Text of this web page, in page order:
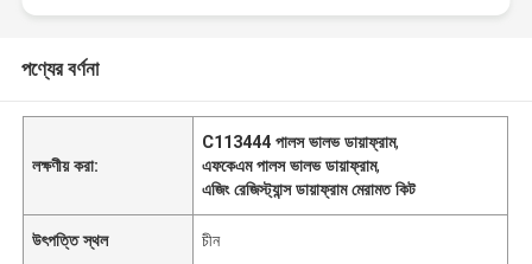
পণ্যের বর্ণনা
লক্ষণীয় করা:
C113444 পালস ভালভ ডায়াফ্রাম,
এফকেএম পালস ভালভ ডায়াফ্রাম,
এজিং রেজিস্ট্যান্স ডায়াফ্রাম মেরামত কিট
উৎপত্তি স্থল চীন